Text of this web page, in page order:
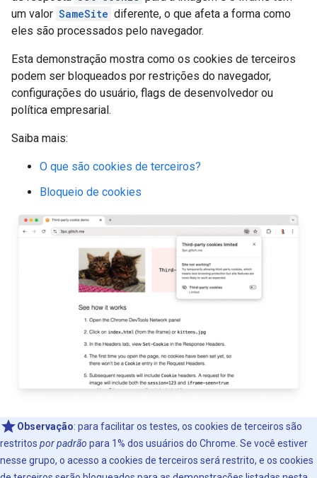
um valor SameSite diferente, o que afeta a forma como
eles são processados pelo navegador.
Esta demonstração mostra como os cookies de terceiros
podem ser bloqueados por restrições do navegador,
configurações do usuário, flags de desenvolvedor ou
política empresarial.
Saiba mais:
O que são cookies de terceiros?
Bloqueio de cookies
Observação: para facilitar os testes, os cookies de terceiros são
restritos por padrão para 1% dos usuários do Chrome. Se você estiver
nesse grupo, o acesso a cookies de terceiros será restrito, e os cookies